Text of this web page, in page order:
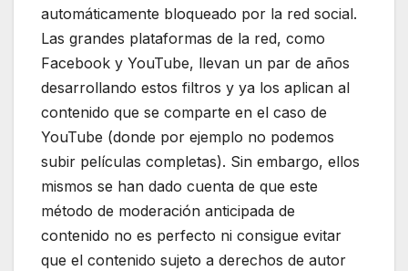
automáticamente bloqueado por la red social.
Las grandes plataformas de la red, como
Facebook y YouTube, llevan un par de años
desarrollando estos filtros y ya los aplican al
contenido que se comparte en el caso de
YouTube (donde por ejemplo no podemos
subir películas completas). Sin embargo, ellos
mismos se han dado cuenta de que este
método de moderación anticipada de
contenido no es perfecto ni consigue evitar
que el contenido sujeto a derechos de autor